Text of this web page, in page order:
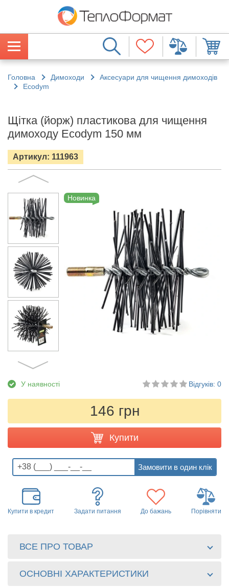
Головна Димоходи
Аксесуари для чищення димоходів
Ecodym
Щітка (йорж) пластикова для чищення
димоходу Ecodym 150 мм
Артикул: 111963
Новинка
У наявності Відгуків: 0
146 грн
Купити
Купити в кредит Задати питання До бажань Порівняти
ВСЕ ПРО ТОВАР
ОСНОВНІ ХАРАКТЕРИСТИКИ